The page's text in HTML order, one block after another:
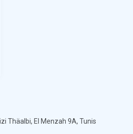
Thäalbi, El Menzah 9A, Tunis